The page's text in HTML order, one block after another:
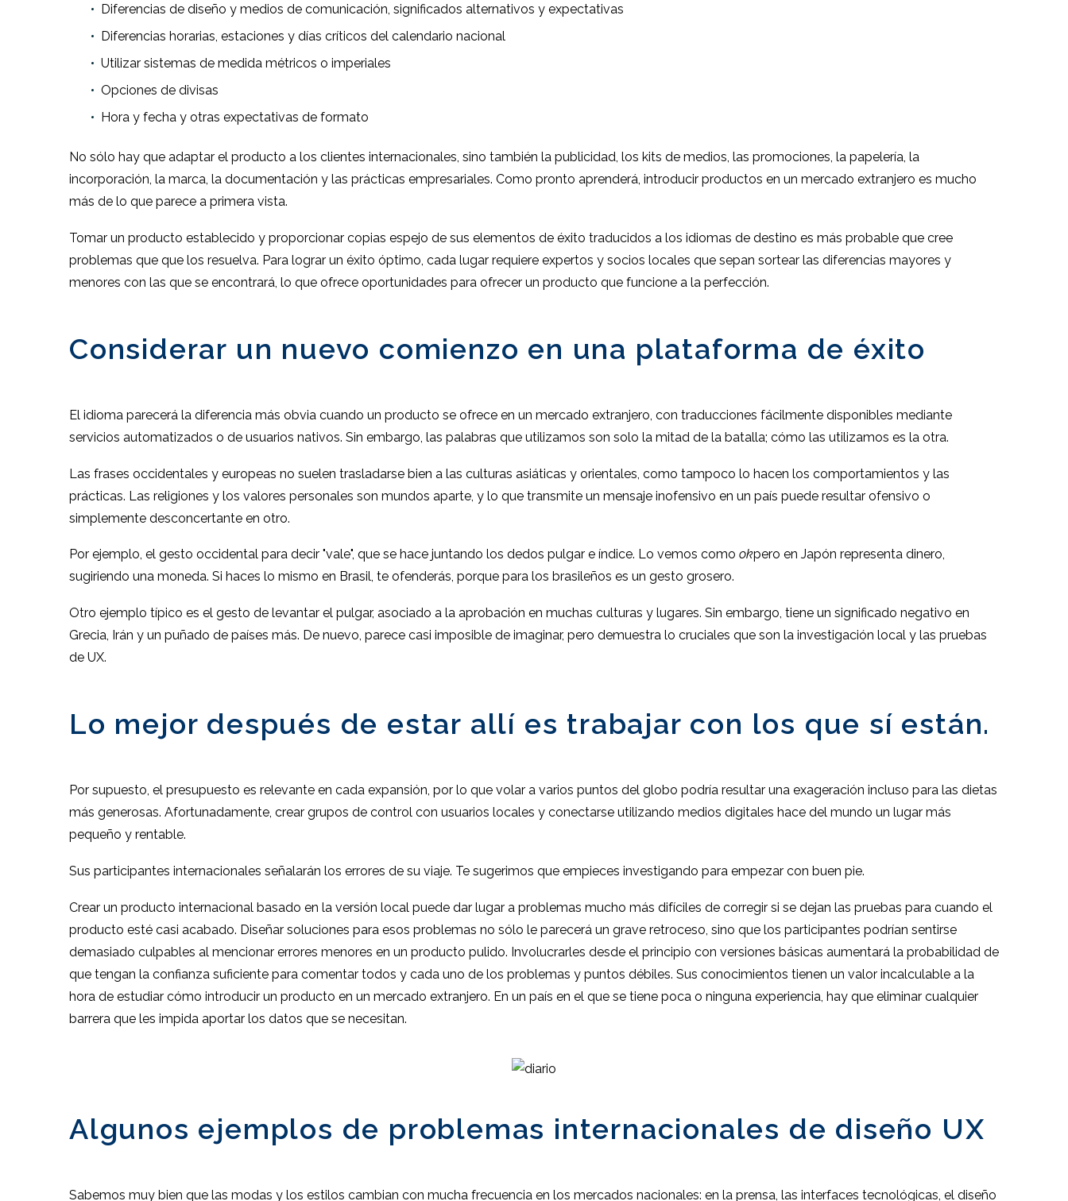
Diferencias de diseño y medios de comunicación, significados alternativos y expectativas
Diferencias horarias, estaciones y días críticos del calendario nacional
Utilizar sistemas de medida métricos o imperiales
Opciones de divisas
Hora y fecha y otras expectativas de formato
No sólo hay que adaptar el producto a los clientes internacionales, sino también la publicidad, los kits de medios, las promociones, la papelería, la
incorporación, la marca, la documentación y las prácticas empresariales. Como pronto aprenderá, introducir productos en un mercado extranjero es mucho
más de lo que parece a primera vista.
Tomar un producto establecido y proporcionar copias espejo de sus elementos de éxito traducidos a los idiomas de destino es más probable que cree
problemas que que los resuelva. Para lograr un éxito óptimo, cada lugar requiere expertos y socios locales que sepan sortear las diferencias mayores y
menores con las que se encontrará, lo que ofrece oportunidades para ofrecer un producto que funcione a la perfección.
Considerar un nuevo comienzo en una plataforma de éxito
El idioma parecerá la diferencia más obvia cuando un producto se ofrece en un mercado extranjero, con traducciones fácilmente disponibles mediante
servicios automatizados o de usuarios nativos. Sin embargo, las palabras que utilizamos son solo la mitad de la batalla; cómo las utilizamos es la otra.
Las frases occidentales y europeas no suelen trasladarse bien a las culturas asiáticas y orientales, como tampoco lo hacen los comportamientos y las
prácticas. Las religiones y los valores personales son mundos aparte, y lo que transmite un mensaje inofensivo en un país puede resultar ofensivo o
simplemente desconcertante en otro.
Por ejemplo, el gesto occidental para decir "vale", que se hace juntando los dedos pulgar e índice. Lo vemos como okpero en Japón representa dinero,
sugiriendo una moneda. Si haces lo mismo en Brasil, te ofenderás, porque para los brasileños es un gesto grosero.
Otro ejemplo típico es el gesto de levantar el pulgar, asociado a la aprobación en muchas culturas y lugares. Sin embargo, tiene un significado negativo en
Grecia, Irán y un puñado de países más. De nuevo, parece casi imposible de imaginar, pero demuestra lo cruciales que son la investigación local y las pruebas
de UX.
Lo mejor después de estar allí es trabajar con los que sí están.
Por supuesto, el presupuesto es relevante en cada expansión, por lo que volar a varios puntos del globo podría resultar una exageración incluso para las dietas
más generosas. Afortunadamente, crear grupos de control con usuarios locales y conectarse utilizando medios digitales hace del mundo un lugar más
pequeño y rentable.
Sus participantes internacionales señalarán los errores de su viaje. Te sugerimos que empieces investigando para empezar con buen pie.
Crear un producto internacional basado en la versión local puede dar lugar a problemas mucho más difíciles de corregir si se dejan las pruebas para cuando el
producto esté casi acabado. Diseñar soluciones para esos problemas no sólo le parecerá un grave retroceso, sino que los participantes podrían sentirse
demasiado culpables al mencionar errores menores en un producto pulido. Involucrarles desde el principio con versiones básicas aumentará la probabilidad de
que tengan la confianza suficiente para comentar todos y cada uno de los problemas y puntos débiles. Sus conocimientos tienen un valor incalculable a la
hora de estudiar cómo introducir un producto en un mercado extranjero. En un país en el que se tiene poca o ninguna experiencia, hay que eliminar cualquier
barrera que les impida aportar los datos que se necesitan.
Algunos ejemplos de problemas internacionales de diseño UX
Sabemos muy bien que las modas y los estilos cambian con mucha frecuencia en los mercados nacionales: en la prensa, las interfaces tecnológicas, el diseño